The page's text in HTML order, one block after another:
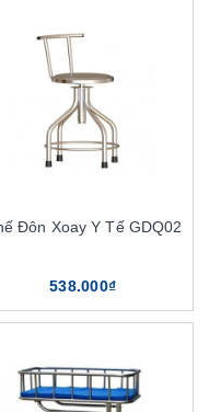
Đôn Xoay Y Tế GDQ02
538.000₫